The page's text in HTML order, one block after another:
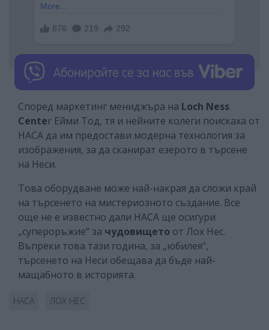
Според маркетинг мениджъра на Loch Ness
Center Ейми Тод, тя и нейните колеги поискаха от
НАСА да им предостави модерна технология за
изображения, за да сканират езерото в търсене
на Неси.
Това оборудване може най-накрая да сложи край
на търсенето на мистериозното създание. Все
още не е известно дали НАСА ще осигури
„супероръжие“ за чудовището от Лох Нес.
Въпреки това тази година, за „юбилея“,
търсенето на Неси обещава да бъде най-
мащабното в историята.
НАСА ЛОХ НЕС